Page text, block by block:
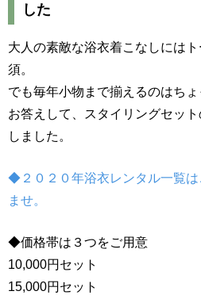
した
大人の素敵な浴衣着こなしには
須。
でも毎年小物まで揃えるのはち
お答えして、スタイリングセッ
しました。
◆２０２０年浴衣レンタル一覧
ませ。
◆価格帯は３つをご用意
10,000円セット
15,000円セット